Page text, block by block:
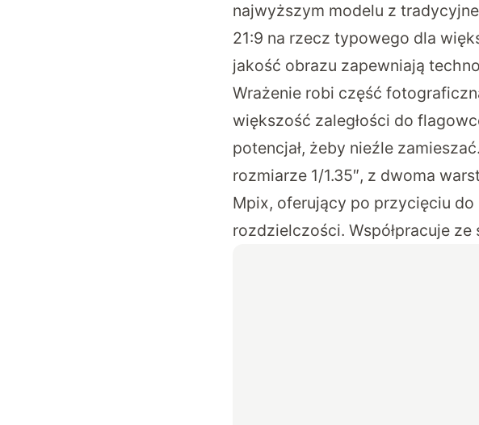
najwyższym modelu z
21:9 na rzecz typowego dla
jakość obrazu zapewniają
Wrażenie robi część
większość zaległości do
potencjał, żeby nieźle
rozmiarze 1/1.35″, z dwoma
Mpix, oferujący po przycięciu
rozdzielczości. Współpracuje